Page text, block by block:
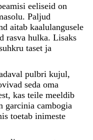
eeliseid on
Paljud
aitab kaalulangusele
rasva hulka. Lisaks
taset ja
pulbri kujul,
seda oma
kas teile meeldib
garcinia cambogia
toetab inimeste